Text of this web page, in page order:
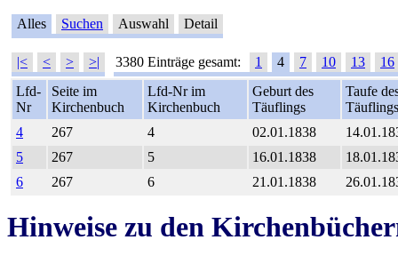
Alles Suchen Auswahl Detail
|< < > >| 3380 Einträge gesamt: 1 4 7 10 13
16
Lfd-
Nr
Seite im
Kirchenbuch
Lfd-Nr im
Kirchenbuch
Geburt des
Täuflings
Taufe
Täuflings
4
267 4 02.01.1838
5
267 5 16.01.1838
6
267 6 21.01.1838
Hinweise zu den